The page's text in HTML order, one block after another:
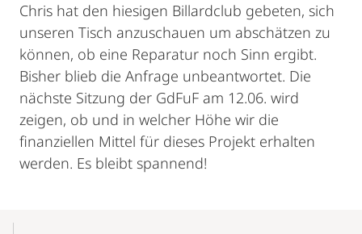
Chris hat den hiesigen Billardclub gebeten, sich
unseren Tisch anzuschauen um abschätzen zu
können, ob eine Reparatur noch Sinn ergibt.
Bisher blieb die Anfrage unbeantwortet. Die
nächste Sitzung der GdFuF am 12.06. wird
zeigen, ob und in welcher Höhe wir die
finanziellen Mittel für dieses Projekt erhalten
werden. Es bleibt spannend!
Mobile-